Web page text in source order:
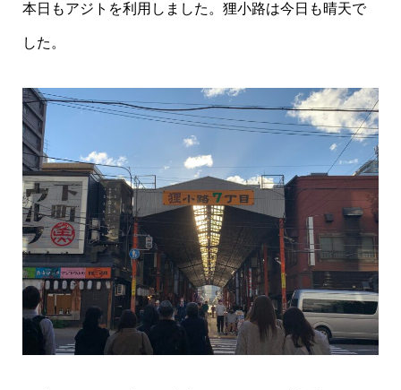
本日もアジトを利用しました。 狸小路は今日も晴天で
した。